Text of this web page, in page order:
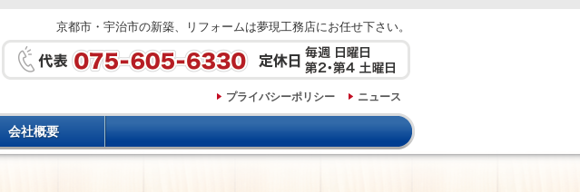
京都市・宇治市の新築、リフォームは夢現工務店にお任せ下さい。
プライバシーポリシー ニュース
会社概要